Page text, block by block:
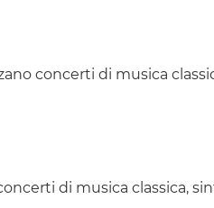
concerti di musica
di musica classica,